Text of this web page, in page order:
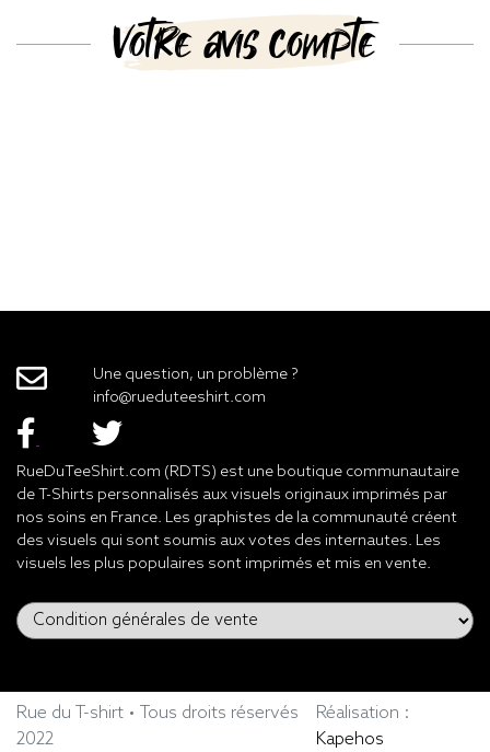
Votre avis compte
Une question, un problème ?
info@rueduteeshirt.com
RueDuTeeShirt.com (RDTS) est une boutique communautaire
de T-Shirts personnalisés aux visuels originaux imprimés par
nos soins en France. Les graphistes de la communauté créent
des visuels qui sont soumis aux votes des internautes. Les
visuels les plus populaires sont imprimés et mis en vente.
Rue du T-shirt • Tous droits réservés
2022
Réalisation :
Kapehos